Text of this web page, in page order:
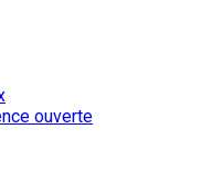
ouverte